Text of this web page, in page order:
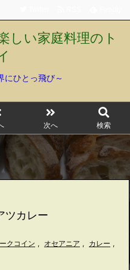
しい家庭料理のト
にひとっ飛び～
次へ 検索
ツカレー
クコイン , オセアニア , カレー ,